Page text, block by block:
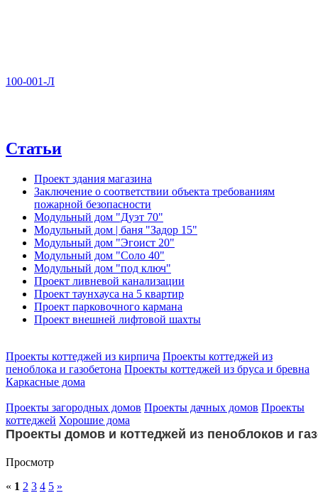
100-001-Л
Статьи
Проект здания магазина
Заключение о соответствии объекта требованиям
пожарной безопасности
Модульный дом "Дуэт 70"
Модульный дом | баня "Задор 15"
Модульный дом "Эгоист 20"
Модульный дом "Соло 40"
Модульный дом "под ключ"
Проект ливневой канализации
Проект таунхауса на 5 квартир
Проект парковочного кармана
Проект внешней лифтовой шахты
Проекты коттеджей из кирпича Проекты коттеджей из
пеноблока и газобетона Проекты коттеджей из бруса и бревна
Каркасные дома
Проекты загородных домов Проекты дачных домов Проекты
коттеджей Хорошие дома
Проекты домов и коттеджей из пеноблоков и
Просмотр
« 1 2 3 4 5 »